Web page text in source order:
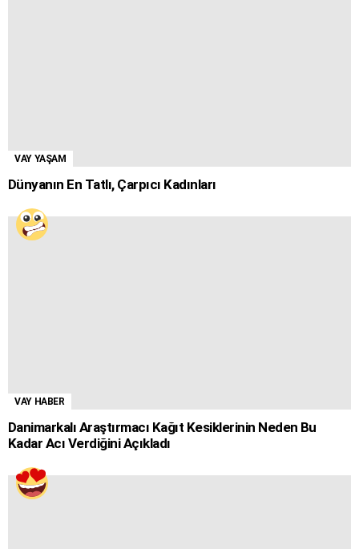
VAY YAŞAM
Dünyanın En Tatlı, Çarpıcı Kadınları
VAY HABER
Danimarkalı Araştırmacı Kağıt Kesiklerinin Neden Bu
Kadar Acı Verdiğini Açıkladı